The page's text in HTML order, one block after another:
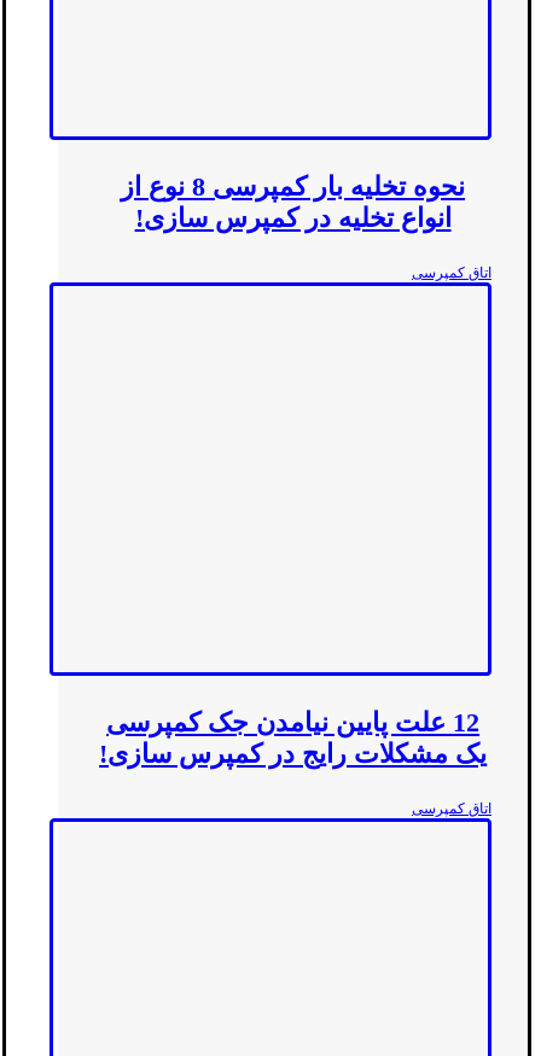
نحوه تخلیه بار کمپرسی 8 نوع از
انواع تخلیه در کمپرس سازی!
اتاق کمپرسی
12 علت پایین نیامدن جک کمپرسی
یک مشکلات رایج در کمپرس سازی!
اتاق کمپرسی